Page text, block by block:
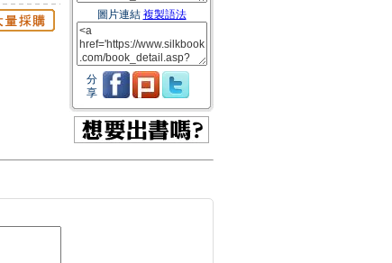
圖片連結 複製語法
分
享